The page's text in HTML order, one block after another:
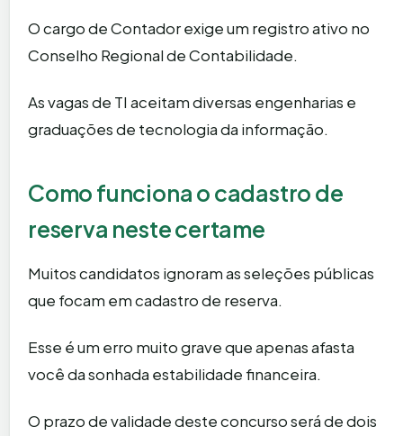
O cargo de Contador exige um registro ativo no
Conselho Regional de Contabilidade.
As vagas de TI aceitam diversas engenharias e
graduações de tecnologia da informação.
Como funciona o cadastro de
reserva neste certame
Muitos candidatos ignoram as seleções públicas
que focam em cadastro de reserva.
Esse é um erro muito grave que apenas afasta
você da sonhada estabilidade financeira.
O prazo de validade deste concurso será de dois